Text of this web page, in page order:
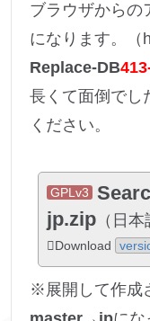
ブラウザからの
になります。（
Replace-DB
長くて面倒でし
ください。
GPLv3
jp.zip （日本
Download
※展開して作成